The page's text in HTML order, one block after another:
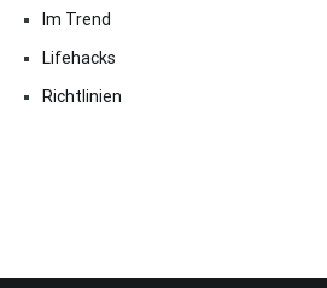
Im Trend
Lifehacks
Richtlinien